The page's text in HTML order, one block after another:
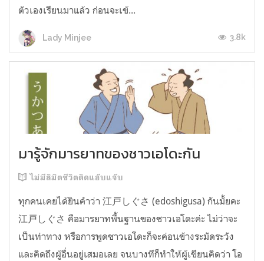
ตัวเองเรียนมาแล้ว ก่อนจะเข้...
Lady Minjee 3.8k
มารู้จักมารยาทของชาวเอโดะกัน
ไม่มีลิมิตชีวิตติดแอ๊บแจ๊บ
ทุกคนเคยได้ยินคำว่า 江戸しぐさ (edoshigusa) กันมั้ยคะ
江戸しぐさ คือมารยาทพื้นฐานของชาวเอโดะค่ะ ไม่ว่าจะ
เป็นท่าทาง หรือการพูดชาวเอโดะก็จะค่อนข้างระมัดระวัง
และคิดถึงผู้อื่นอยู่เสมอเลย จนบางทีก็ทำให้ผู้เขียนคิดว่า โอ